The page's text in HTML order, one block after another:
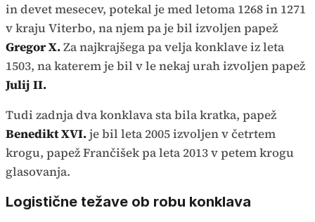
in devet mesecev, potekal je med letoma 1268 in 1271
v kraju Viterbo, na njem pa je bil izvoljen papež
Gregor X.Za najkrajšega pa velja konklave iz leta
1503, na katerem je bil v le nekaj urah izvoljen papež
Julij II.
Tudi zadnja dva konklava sta bila kratka, papež
Benedikt XVI.je bil leta 2005 izvoljen v četrtem
krogu, papež Frančišek pa leta 2013 v petem krogu
glasovanja.
Logistične težave ob robu konklava